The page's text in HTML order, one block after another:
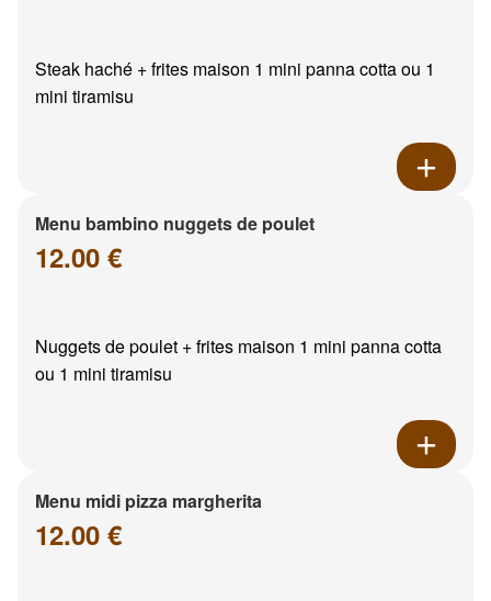
Steak haché + frites maison 1 mini panna cotta ou 1
mini tiramisu
Menu bambino nuggets de poulet
12.00 €
Nuggets de poulet + frites maison 1 mini panna cotta
ou 1 mini tiramisu
Menu midi pizza margherita
12.00 €